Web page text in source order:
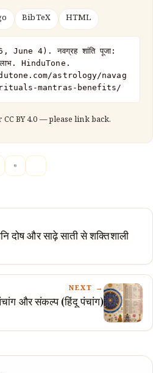
BibTeX HTML
4). नवग्रह शांति पूजा:
HinduTone.
astrology/navag
mantras-benefits/
CC BY 4.0 — please link back.
दोष और साढ़े साती से शक्तिशाली
NEXT →
और संकल्प (हिंदू पंचांग)